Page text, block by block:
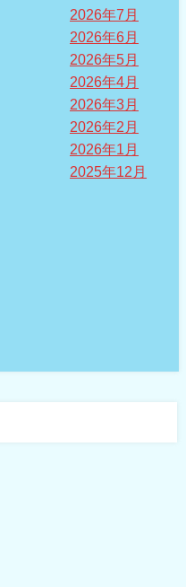
2026年7月
2026年6月
2026年5月
2026年4月
2026年3月
2026年2月
2026年1月
2025年12月